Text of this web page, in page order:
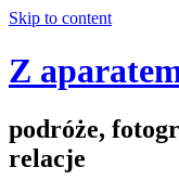
Skip to content
Z
podróże,
relacje